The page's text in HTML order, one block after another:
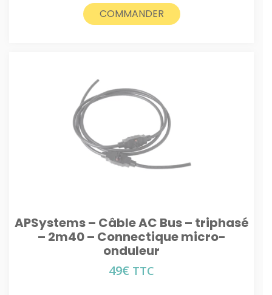
COMMANDER
APSystems – Câble AC Bus – triphasé
– 2m40 – Connectique micro-
onduleur
49€ TTC